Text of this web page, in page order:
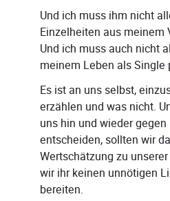
Und ich muss ihm nicht
Einzelheiten aus meinem
Und ich muss auch nicht
meinem Leben als Single
Es ist an uns selbst,
erzählen und was nicht.
uns hin und wieder
entscheiden, sollten wir
Wertschätzung zu
wir ihr keinen unnötigen
bereiten.